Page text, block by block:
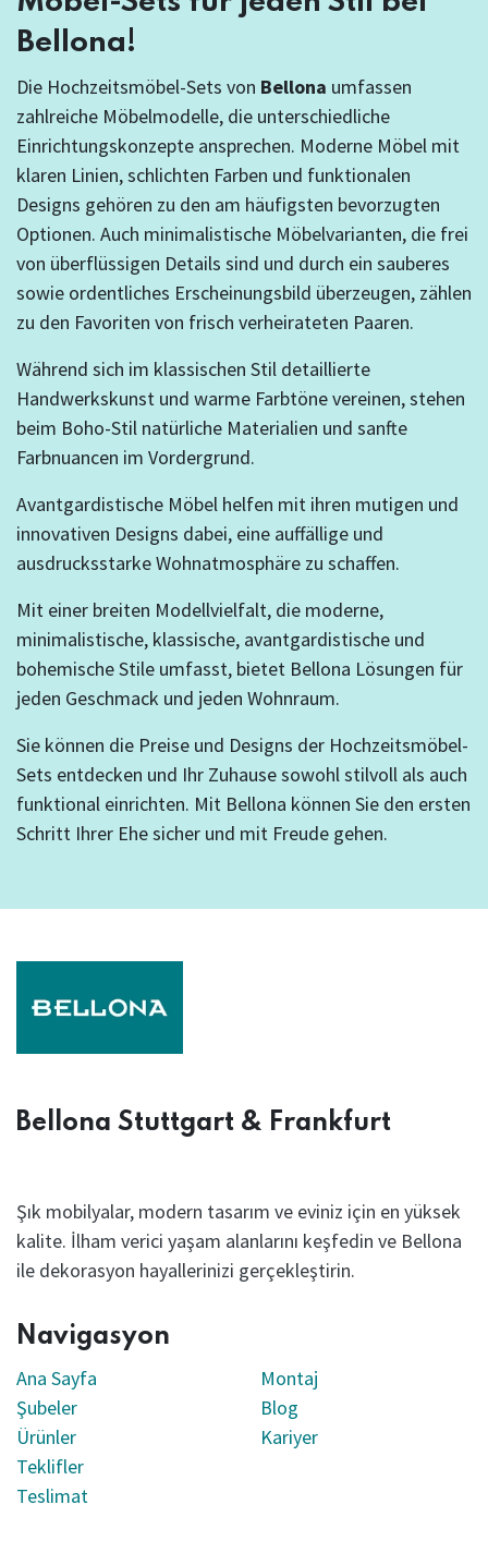
Bellona!
Die Hochzeitsmöbel-Sets von Bellona umfassen
zahlreiche Möbelmodelle, die unterschiedliche
Einrichtungskonzepte ansprechen. Moderne Möbel mit
klaren Linien, schlichten Farben und funktionalen
Designs gehören zu den am häufigsten bevorzugten
Optionen. Auch minimalistische Möbelvarianten, die frei
von überflüssigen Details sind und durch ein sauberes
sowie ordentliches Erscheinungsbild überzeugen, zählen
zu den Favoriten von frisch verheirateten Paaren.
Während sich im klassischen Stil detaillierte
Handwerkskunst und warme Farbtöne vereinen, stehen
beim Boho-Stil natürliche Materialien und sanfte
Farbnuancen im Vordergrund.
Avantgardistische Möbel helfen mit ihren mutigen und
innovativen Designs dabei, eine auffällige und
ausdrucksstarke Wohnatmosphäre zu schaffen.
Mit einer breiten Modellvielfalt, die moderne,
minimalistische, klassische, avantgardistische und
bohemische Stile umfasst, bietet Bellona Lösungen für
jeden Geschmack und jeden Wohnraum.
Sie können die Preise und Designs der Hochzeitsmöbel-
Sets entdecken und Ihr Zuhause sowohl stilvoll als auch
funktional einrichten. Mit Bellona können Sie den ersten
Schritt Ihrer Ehe sicher und mit Freude gehen.
Bellona Stuttgart & Frankfurt
Şık mobilyalar, modern tasarım ve eviniz için en yüksek
kalite. İlham verici yaşam alanlarını keşfedin ve Bellona
ile dekorasyon hayallerinizi gerçekleştirin.
Navigasyon
Ana Sayfa
Şubeler
Ürünler
Teklifler
Teslimat
Montaj
Blog
Kariyer